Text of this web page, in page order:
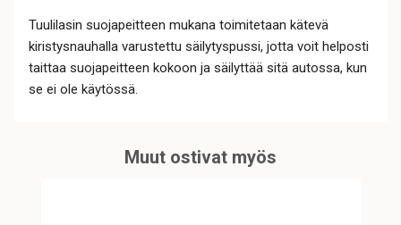
Tuulilasin suojapeitteen mukana toimitetaan kätevä
kiristysnauhalla varustettu säilytyspussi, jotta voit helposti
taittaa suojapeitteen kokoon ja säilyttää sitä autossa, kun
se ei ole käytössä.
Muut ostivat myös